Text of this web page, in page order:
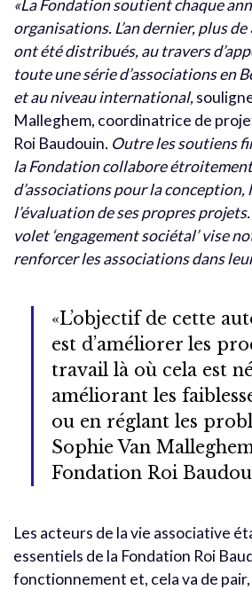
«La Fondation soutient chaque
organisations. L’an dernier, plus
ont été distribués, au travers
toute une série d’associations en
et au niveau international,
Malleghem, coordinatrice de
Roi Baudouin. Outre les soutiens
la Fondation collabore
d’associations pour la
l’évaluation de ses propres
volet ‘engagement sociétal’ vise
renforcer les associations dans
«L’objectif de cette
est d’améliorer les
travail là où cela est
améliorant les
ou en réglant les
Sophie Van
Fondation Roi
Les acteurs de la vie associative
essentiels de la Fondation Roi
fonctionnement et, cela va de pair,